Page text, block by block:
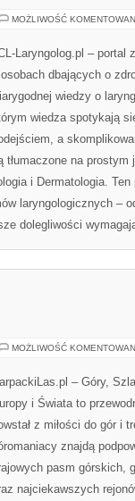
MOŻLIWOŚĆ
Laryngolog.pl – portal
dbających o
wiedzy o
wiedza spotykają
a
tłumaczone na prostym
i Dermatologia. Ten
laryngologicznych –
dolegliwości
MOŻLIWOŚĆ
– Góry,
i Świata to
z miłości do gór i
znajdą
pasm górskich,
najciekawszych